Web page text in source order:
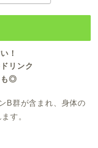
！
リンク
も◎
B群が含まれ、身体の
す。